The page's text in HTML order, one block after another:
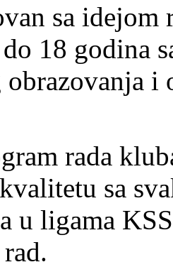
sa idejom
18 godina
obrazovanja i
rada
sa
u ligama